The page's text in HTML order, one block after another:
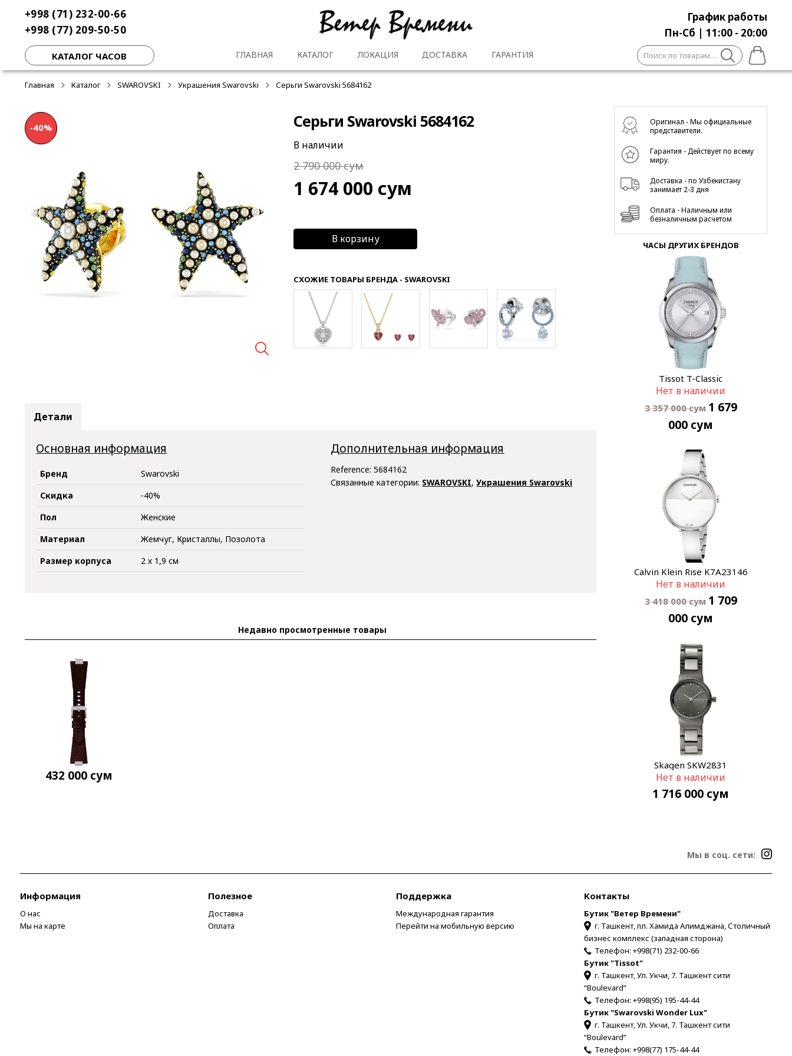
навигации
содержимому
+998 (71) 232-00-66
+998 (77) 209-50-50
График работы
Пн-Сб | 11:00 - 20:00
КАТАЛОГ ЧАСОВ ГЛАВНАЯ КАТАЛОГ ЛОКАЦИЯ ДОСТАВКА ГАРАНТИЯ Искать:
Главная Каталог SWAROVSKI Украшения Swarovski Серьги Swarovski 5684162
-40% Серьги Swarovski 5684162
В наличии
2 790 000сум
1 674 000 сум
В корзину
СХОЖИЕ ТОВАРЫ БРЕНДА - SWAROVSKI
Детали
Основная информация
Бренд
Swarovski
Скидка
-40%
Пол
Женские
Материал
Жемчуг, Кристаллы, Позолота
Размер корпуса
2 х 1,9 см
Дополнительная информация
Reference:5684162
Связанные категории: SWAROVSKI,Украшения Swarovski
Недавно просмотренные товары
432 000 сум
Оригинал - Мы официальные
представители.
Гарантия - Действует по всему
миру.
Доставка - по Узбекистану
занимает 2-3 дня
Оплата - Наличным или
безналичным расчетом
ЧАСЫ ДРУГИХ БРЕНДОВ
Tissot T-Classic
T035.210.16.031.02
-50%
Нет в наличии
3 357 000сум 1 679
000 сум
Calvin Klein Rise K7A23146
-50%
Нет в наличии
3 418 000сум 1 709
000 сум
Skagen SKW2831
Нет в наличии
1 716 000 сум
Мы в соц. сети:
Информация
О нас
Мы на карте
Полезное
Доставка
Оплата
Поддержка
Международная гарантия
Перейти на мобильную версию
Контакты
Бутик "Ветер Времени"
г. Ташкент, пл. Хамида Алимджана, Столичный
бизнес комплекс (западная сторона)
Телефон: +998(71) 232-00-66
Бутик "Tissot"
г. Ташкент, Ул. Укчи, 7. Ташкент сити
“Boulevard”
Телефон: +998(95) 195-44-44
Бутик "Swarovski Wonder Lux"
г. Ташкент, Ул. Укчи, 7. Ташкент сити
“Boulevard”
Телефон: +998(77) 175-44-44